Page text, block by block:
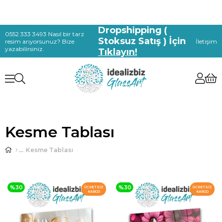
0552 333 3493 Nasıl bir tarz
resim arıyorsunuz? Bize
yazabilirsiniz.
Dropshipping (
Stoksuz Satış ) İçin
Tıklayın!
İletişim
Kesme Tablası
Kesme Tablası
%30
ÜCRETSIZ
KARGO
%30
ÜCRETSIZ
KARGO